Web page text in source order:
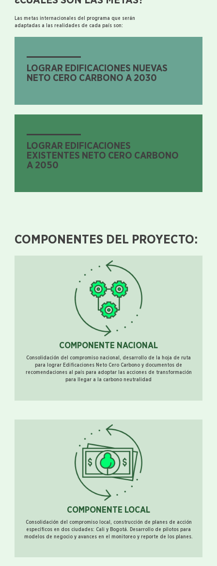
Las metas internacionales del programa que serán
adaptadas a las realidades de cada país son:
LOGRAR EDIFICACIONES NUEVAS
NETO CERO CARBONO A 2030
LOGRAR EDIFICACIONES
EXISTENTES NETO CERO CARBONO
A 2050
COMPONENTES DEL PROYECTO:
COMPONENTE NACIONAL
Consolidación del compromiso nacional, desarrollo de la hoja de ruta
para lograr Edificaciones Neto Cero Carbono y documentos de
recomendaciones al país para adoptar las acciones de transformación
para llegar a la carbono neutralidad
COMPONENTE LOCAL
Consolidación del compromiso local, construcción de planes de acción
específicos en dos ciudades: Cali y Bogotá. Desarrollo de pilotos para
modelos de negocio y avances en el monitoreo y reporte de los planes.